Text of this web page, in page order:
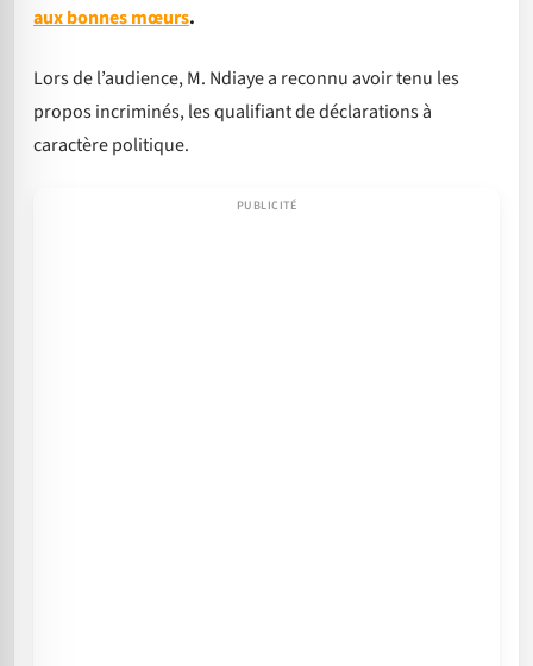
aux bonnes mœurs.
Lors de l’audience, M. Ndiaye a reconnu avoir tenu les
propos incriminés, les qualifiant de déclarations à
caractère politique.